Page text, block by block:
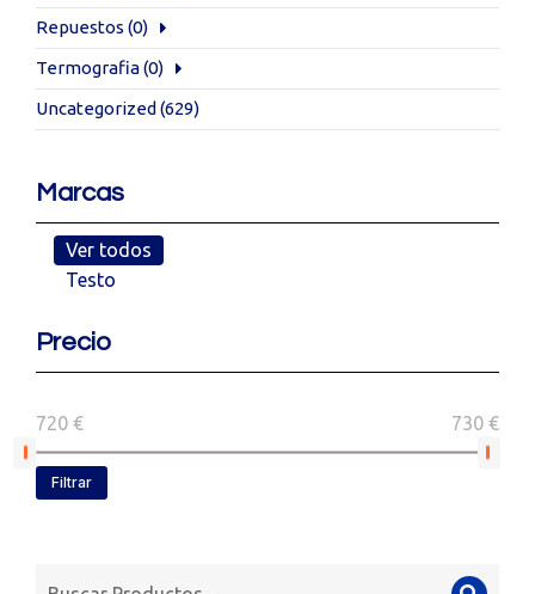
Repuestos (0)
Termografia(0)
Uncategorized (629)
Marcas
Ver todos
Testo
Precio
720 € 730 €
Filtrar